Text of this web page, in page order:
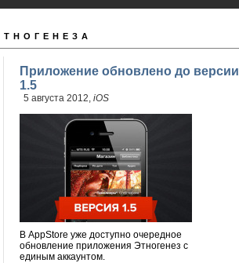
Приложение обновлено до версии
1.5
5 августа 2012, iOS
В AppStore уже доступно очередное
обновление приложения Этногенез с
единым аккаунтом.